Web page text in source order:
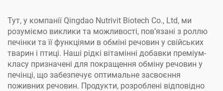
Тут, у компанії Qingdao Nutrivit Biotech Co., Ltd, ми
розуміємо виклики та можливості, пов’язані з роллю
печінки та її функціями в обміні речовин у свійських
тварин і птиці. Наші рідкі вітамінні добавки преміум-
класу призначені для покращення обміну речовин у
печінці, що забезпечує оптимальне засвоєння
поживних речовин. Продукти, розроблені відповідно